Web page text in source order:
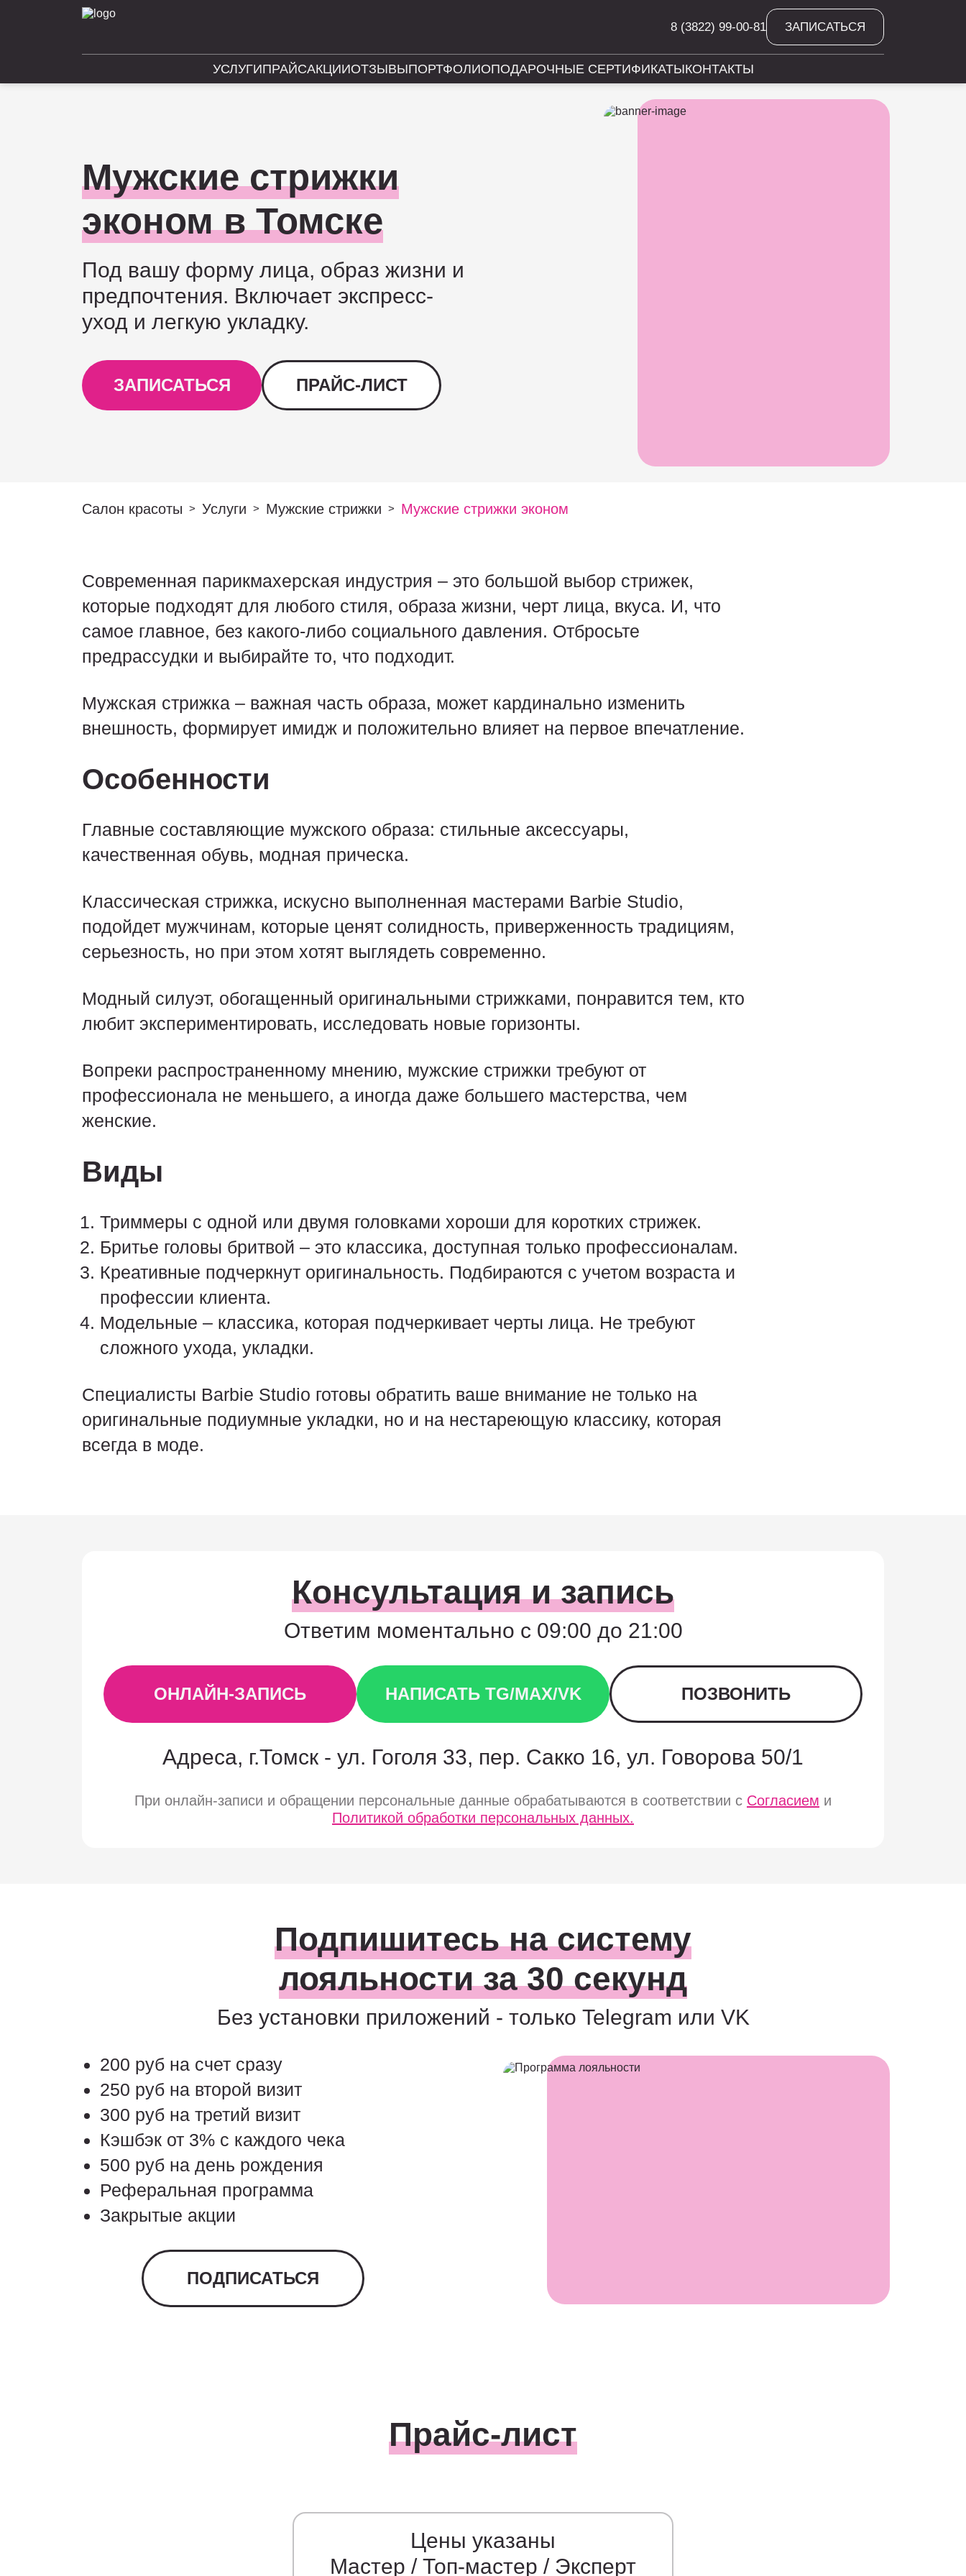
8 (3822) 99-00-81 ЗАПИСАТЬСЯ
УСЛУГИПРАЙСАКЦИИОТЗЫВЫПОРТФОЛИОПОДАРОЧНЫЕ СЕРТИФИКАТЫКОНТАКТЫ
Мужские стрижки
эконом в Томске
Под вашу форму лица, образ жизни и
предпочтения. Включает экспресс-
уход и легкую укладку.
ЗАПИСАТЬСЯ ПРАЙС-ЛИСТ
Салон красоты > Услуги > Мужские стрижки > Мужские стрижки эконом
Современная парикмахерская индустрия – это большой выбор стрижек,
которые подходят для любого стиля, образа жизни, черт лица, вкуса. И, что
самое главное, без какого-либо социального давления. Отбросьте
предрассудки и выбирайте то, что подходит.
Мужская стрижка – важная часть образа, может кардинально изменить
внешность, формирует имидж и положительно влияет на первое впечатление.
Особенности
Главные составляющие мужского образа: стильные аксессуары,
качественная обувь, модная прическа.
Классическая стрижка, искусно выполненная мастерами Barbie Studio,
подойдет мужчинам, которые ценят солидность, приверженность традициям,
серьезность, но при этом хотят выглядеть современно.
Модный силуэт, обогащенный оригинальными стрижками, понравится тем, кто
любит экспериментировать, исследовать новые горизонты.
Вопреки распространенному мнению, мужские стрижки требуют от
профессионала не меньшего, а иногда даже большего мастерства, чем
женские.
Виды
Триммеры с одной или двумя головками хороши для коротких стрижек.
Бритье головы бритвой – это классика, доступная только профессионалам.
Креативные подчеркнут оригинальность. Подбираются с учетом возраста и
профессии клиента.
Модельные – классика, которая подчеркивает черты лица. Не требуют
сложного ухода, укладки.
Специалисты Barbie Studio готовы обратить ваше внимание не только на
оригинальные подиумные укладки, но и на нестареющую классику, которая
всегда в моде.
Консультация и запись
Ответим моментально с 09:00 до 21:00
ОНЛАЙН-ЗАПИСЬ НАПИСАТЬ TG/MAX/VK ПОЗВОНИТЬ
Адреса, г.Томск - ул. Гоголя 33, пер. Сакко 16, ул. Говорова 50/1
При онлайн-записи и обращении персональные данные обрабатываются в соответствии с Согласием и
Политикой обработки персональных данных.
Подпишитесь на систему
лояльности за 30 секунд
Без установки приложений - только Telegram или VK
200 руб на счет сразу
250 руб на второй визит
300 руб на третий визит
Кэшбэк от 3% с каждого чека
500 руб на день рождения
Реферальная программа
Закрытые акции
ПОДПИСАТЬСЯ
Прайс-лист
Цены указаны
Мастер / Топ-мастер / Эксперт